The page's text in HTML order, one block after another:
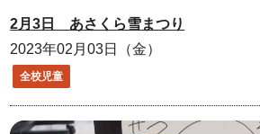
2月3日 あさくら雪まつり
2023年02月03日（金）
全校児童